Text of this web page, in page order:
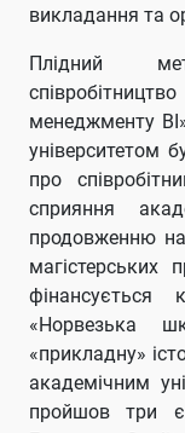
викладання та
Плідний
менеджменту
університетом
про
сприяння
продовженню
магістерських
фінансується
«Норвезька
«прикладну»
академічним
пройшов три